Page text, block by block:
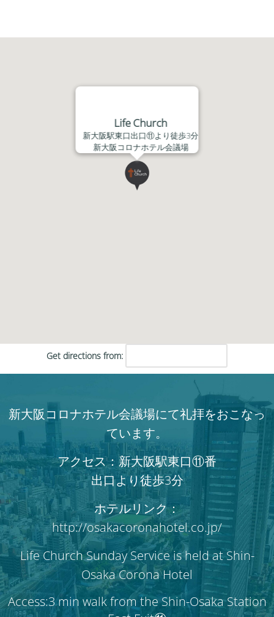
ヤ
Life Church
新大阪駅東口出口⑪より徒歩3分
新大阪コロナホテル会議場
Get directions from:
新大阪コロナホテル会議場にて礼拝をおこなっ
ています。
アクセス：新大阪駅東口⑪番
出口より徒歩3分
ホテルリンク：
http://osakacoronahotel.co.jp/
Life Church Sunday Service is held at Shin-
Osaka Corona Hotel
Access:3 min walk from the Shin-Osaka Station